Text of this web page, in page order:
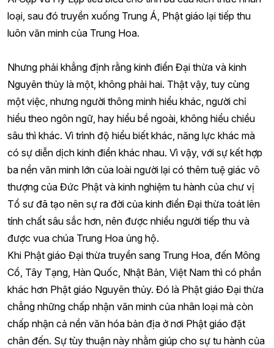
loại, sau đó truyền xuống Trung Á, Phật giáo lại tiếp thu
luôn văn minh của Trung Hoa.
Nhưng phải khẳng định rằng kinh điển Đại thừa và kinh
Nguyên thủy là một, không phải hai. Thật vậy, tuy cùng
một việc, nhưng người thông minh hiểu khác, người chỉ
hiểu theo ngôn ngữ, hay hiểu bề ngoài, không hiểu chiều
sâu thì khác. Vì trình độ hiểu biết khác, năng lực khác mà
có sự diễn dịch kinh điển khác nhau. Vì vậy, với sự kết hợp
ba nền văn minh lớn của loài người lại có thêm tuệ giác vô
thượng của Đức Phật và kinh nghiệm tu hành của chư vị
Tổ sư đã tạo nên sự ra đời của kinh điển Đại thừa toát lên
tính chất sâu sắc hơn, nên được nhiều người tiếp thu và
được vua chúa Trung Hoa ủng hộ.
Khi Phật giáo Đại thừa truyền sang Trung Hoa, đến Mông
Cổ, Tây Tạng, Hàn Quốc, Nhật Bản, Việt Nam thì có phần
khác hơn Phật giáo Nguyên thủy. Đó là Phật giáo Đại thừa
chẳng những chấp nhận văn minh của nhân loại mà còn
chấp nhận cả nền văn hóa bản địa ở nơi Phật giáo đặt
chân đến. Sự tùy thuận này nhằm giúp cho sự tu hành của